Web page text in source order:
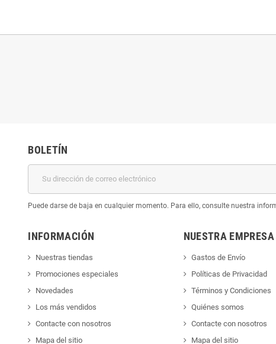
BOLETÍN
Puede darse de baja en cualquier momento. Para ello, consulte nuestra
INFORMACIÓN
Nuestras tiendas
Promociones especiales
Novedades
Los más vendidos
Contacte con nosotros
Mapa del sitio
NUESTRA EMPRESA
Gastos de Envío
Políticas de Privacidad
Términos y Condiciones
Quiénes somos
Contacte con nosotros
Mapa del sitio